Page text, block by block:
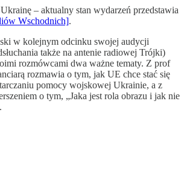
– aktualny stan wydarzeń przedstawia
Wschodnich].
w kolejnym odcinku swojej audycji
także na antenie radiowej Trójki)
rozmówcami dwa ważne tematy. Z prof
rozmawia o tym, jak UE chce stać się
pomocy wojskowej Ukrainie, a z
o tym, „Jaka jest rola obrazu i jak nie